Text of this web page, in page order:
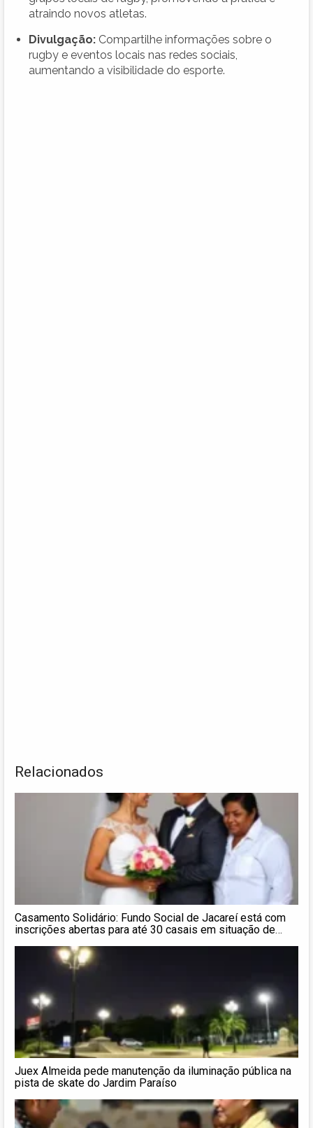
atraindo novos atletas.
Divulgação: Compartilhe informações sobre o
rugby e eventos locais nas redes sociais,
aumentando a visibilidade do esporte.
Relacionados
Casamento Solidário: Fundo Social de Jacareí está com
inscrições abertas para até 30 casais em situação de
Juex Almeida pede manutenção da iluminação pública na
pista de skate do Jardim Paraíso